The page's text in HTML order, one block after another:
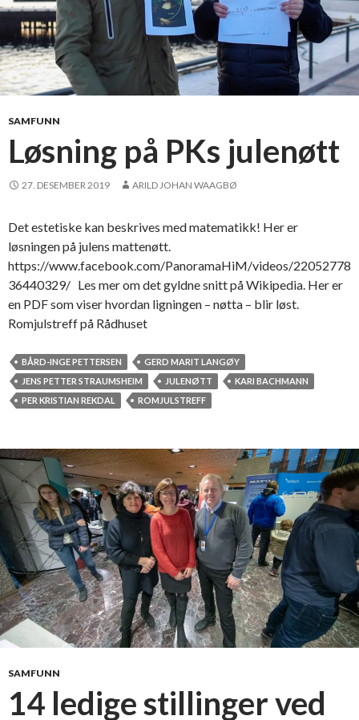
SAMFUNN
Løsning på PKs julenøtt
27. DESEMBER 2019 ARILD JOHAN WAAGBØ
Det estetiske kan beskrives med matematikk! Her er
løsningen på julens mattenøtt.
https://www.facebook.com/PanoramaHiM/videos/22052778
36440329/ Les mer om det gyldne snitt på Wikipedia. Her er
en PDF som viser hvordan ligningen – nøtta – blir løst.
Romjulstreff på Rådhuset
BÅRD-INGE PETTERSEN
GERD MARIT LANGØY
JENS PETTER STRAUMSHEIM
JULENØTT
KARI BACHMANN
PER KRISTIAN REKDAL
ROMJULSTREFF
SAMFUNN
14 ledige stillinger ved